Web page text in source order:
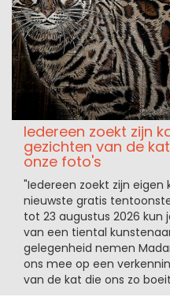
Iedereen zoekt zijn
gezichten van de
onze foto's
"Iedereen zoekt zijn
nieuwste gratis
tot 23 augustus 2026 kun
van een tiental
gelegenheid nemen
ons mee op een
van de kat die ons zo